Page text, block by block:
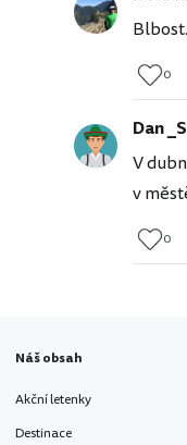
0
Dan _S
V
v
0
Náš obsah
Akční letenky
Destinace